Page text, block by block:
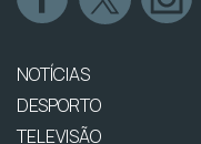
NOTÍCIAS
DESPORTO
TELEVISÃO